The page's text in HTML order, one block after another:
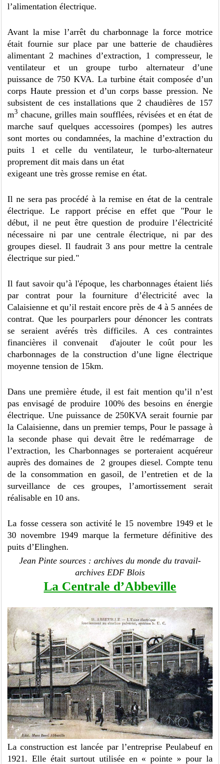
l’alimentation électrique.
Avant la mise l’arrêt du charbonnage la force motrice
était fournie sur place par une batterie de chaudières
alimentant 2 machines d’extraction, 1 compresseur, le
ventilateur et un groupe turbo alternateur d’une
puissance de 750 KVA. La turbine était composée d’un
corps Haute pression et d’un corps basse pression. Ne
subsistent de ces installations que 2 chaudières de 157
m3 chacune, grilles main soufflées, révisées et en état de
marche sauf quelques accessoires (pompes) les autres
sont mortes ou condamnées, la machine d’extraction du
puits 1 et celle du ventilateur, le turbo-alternateur
proprement dit mais dans un état
exigeant une très grosse remise en état.
Il ne sera pas procédé à la remise en état de la centrale
électrique. Le rapport précise en effet que "Pour le
début, il ne peut être question de produire l’électricité
nécessaire ni par une centrale électrique, ni par des
groupes diesel. Il faudrait 3 ans pour mettre la centrale
électrique sur pied."
Il faut savoir qu’à l'époque, les charbonnages étaient liés
par contrat pour la fourniture d’électricité avec la
Calaisienne et qu’il restait encore près de 4 à 5 années de
contrat. Que les pourparlers pour dénoncer les contrats
se seraient avérés très difficiles. A ces contraintes
financières il convenait d'ajouter le coût pour les
charbonnages de la construction d’une ligne électrique
moyenne tension de 15km.
Dans une première étude, il est fait mention qu’il n’est
pas envisagé de produire 100% des besoins en énergie
électrique. Une puissance de 250KVA serait fournie par
la Calaisienne, dans un premier temps, Pour le passage à
la seconde phase qui devait être le redémarrage de
l’extraction, les Charbonnages se porteraient acquéreur
auprès des domaines de 2 groupes diesel. Compte tenu
de la consommation en gasoil, de l’entretien et de la
surveillance de ces groupes, l’amortissement serait
réalisable en 10 ans.
La fosse cessera son activité le 15 novembre 1949 et le
30 novembre 1949 marque la fermeture définitive des
puits d’Elinghen.
Jean Pinte sources : archives du monde du travail-
archives EDF Blois
La Centrale d’Abbeville
La construction est lancée par l’entreprise Peulabeuf en
1921. Elle était surtout utilisée en « pointe » pour la